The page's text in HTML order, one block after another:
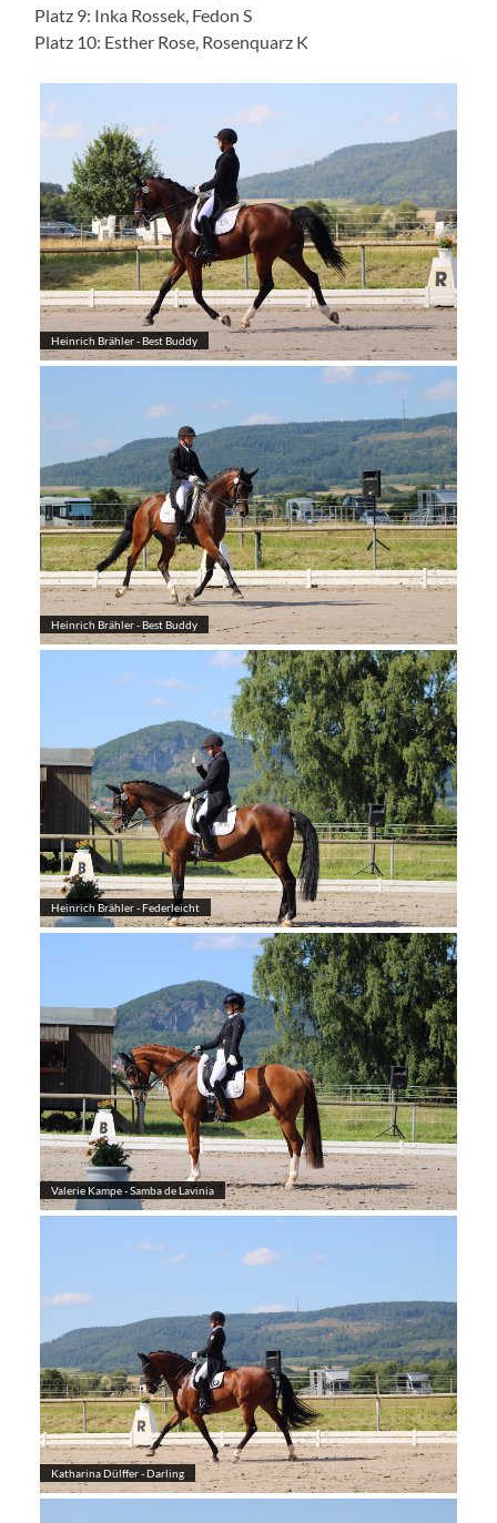
Platz 9: Inka Rossek, Fedon S
Platz 10: Esther Rose, Rosenquarz K
Heinrich Brähler - Best Buddy
Heinrich Brähler - Best Buddy
Heinrich Brähler - Federleicht
Valerie Kampe - Samba de Lavinia
Katharina Dülffer - Darling